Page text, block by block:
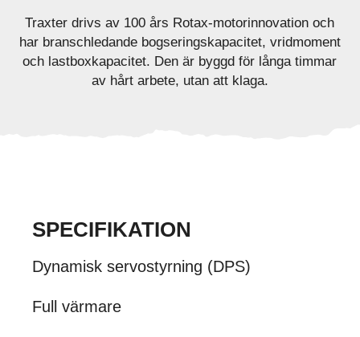
Traxter drivs av 100 års Rotax-motorinnovation och
har branschledande bogseringskapacitet, vridmoment
och lastboxkapacitet. Den är byggd för långa timmar
av hårt arbete, utan att klaga.
SPECIFIKATION
Dynamisk servostyrning (DPS)
Full värmare